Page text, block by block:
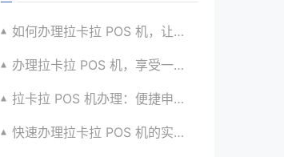
如何办理拉卡拉 POS 机，让收款更便捷？有技巧
办理拉卡拉 POS 机，享受一站式支付服务的秘密
拉卡拉 POS 机办理：便捷申请，快速安装使用啦
快速办理拉卡拉 POS 机的实用技巧分享超干货